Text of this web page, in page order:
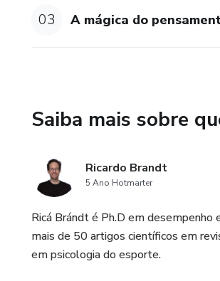
Mind
Semana
03 A mágica do
Saiba mais sobre
Ricardo Brandt
5 Ano Hotmarter
Ricá Brándt é Ph.D em desempenho
mais de 50 artigos científicos em
em psicologia do esporte.